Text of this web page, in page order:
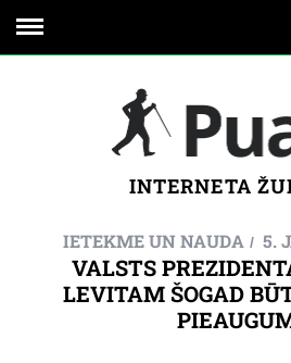
INTERNETA
IETEKME UN NAUDA 5.
VALSTS
LEVITAM ŠOGAD